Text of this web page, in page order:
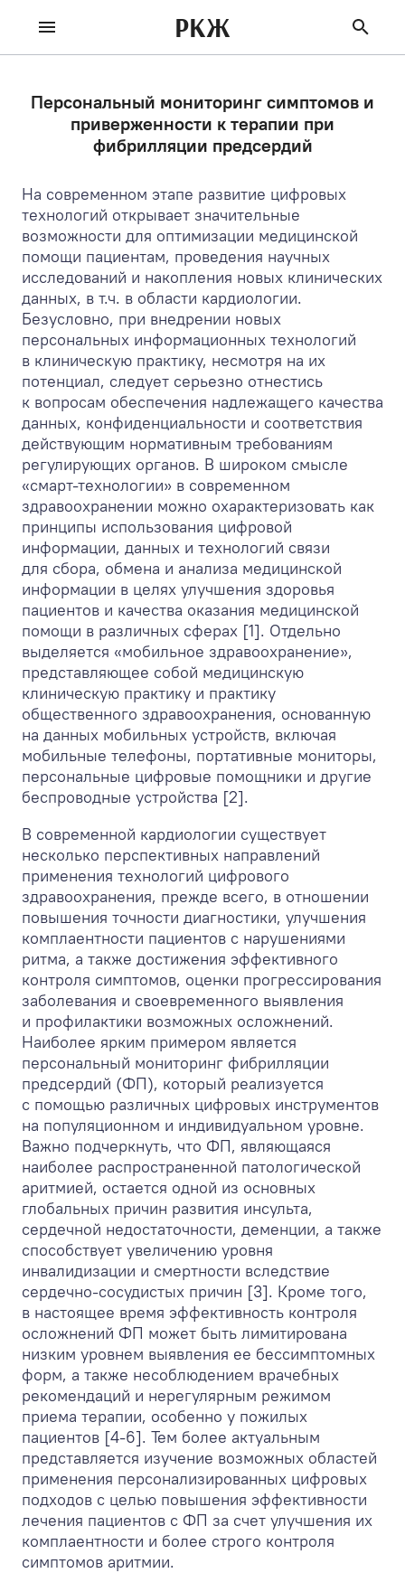
РКЖ
Персональный мониторинг симптомов и
приверженности к терапии при
фибрилляции предсердий
На современном этапе развитие цифровых
технологий открывает значительные
возможности для оптимизации медицинской
помощи пациентам, проведения научных
исследований и накопления новых клинических
данных, в т.ч. в области кардиологии.
Безусловно, при внедрении новых
персональных информационных технологий
в клиническую практику, несмотря на их
потенциал, следует серьезно отнестись
к вопросам обеспечения надлежащего качества
данных, конфиденциальности и соответствия
действующим нормативным требованиям
регулирующих органов. В широком смысле
«смарт-технологии» в современном
здравоохранении можно охарактеризовать как
принципы использования цифровой
информации, данных и технологий связи
для сбора, обмена и анализа медицинской
информации в целях улучшения здоровья
пациентов и качества оказания медицинской
помощи в различных сферах [1]. Отдельно
выделяется «мобильное здравоохранение»,
представляющее собой медицинскую
клиническую практику и практику
общественного здравоохранения, основанную
на данных мобильных устройств, включая
мобильные телефоны, портативные мониторы,
персональные цифровые помощники и другие
беспроводные устройства [2].
В современной кардиологии существует
несколько перспективных направлений
применения технологий цифрового
здравоохранения, прежде всего, в отношении
повышения точности диагностики, улучшения
комплаентности пациентов с нарушениями
ритма, а также достижения эффективного
контроля симптомов, оценки прогрессирования
заболевания и своевременного выявления
и профилактики возможных осложнений.
Наиболее ярким примером является
персональный мониторинг фибрилляции
предсердий (ФП), который реализуется
с помощью различных цифровых инструментов
на популяционном и индивидуальном уровне.
Важно подчеркнуть, что ФП, являющаяся
наиболее распространенной патологической
аритмией, остается одной из основных
глобальных причин развития инсульта,
сердечной недостаточности, деменции, а также
способствует увеличению уровня
инвалидизации и смертности вследствие
сердечно-сосудистых причин [3]. Кроме того,
в настоящее время эффективность контроля
осложнений ФП может быть лимитирована
низким уровнем выявления ее бессимптомных
форм, а также несоблюдением врачебных
рекомендаций и нерегулярным режимом
приема терапии, особенно у пожилых
пациентов [4-6]. Тем более актуальным
представляется изучение возможных областей
применения персонализированных цифровых
подходов с целью повышения эффективности
лечения пациентов с ФП за счет улучшения их
комплаентности и более строго контроля
симптомов аритмии.